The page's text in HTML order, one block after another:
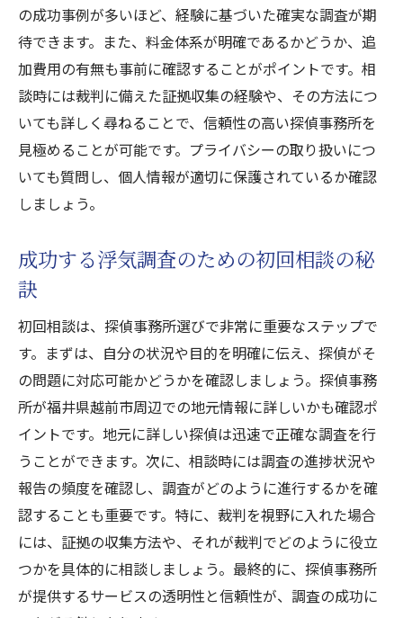
初回相談で明確にすべきポイント
相談時に聞くべき探偵の過去事例
相談時に持参すべき書類と情報
探偵との信頼関係を築くための質問
相談時の注意点と成功談
初回相談で浮気調査の方向性を決定
裁判や慰謝料請求に役立つ探偵の活用法
慰謝料請求に必要な証拠の収集法
法律の専門家との連携方法
探偵の証拠がもたらす裁判の優位性
探偵を活用したケーススタディ
安心して調査を依頼するためのステップ
依頼前に知っておくべき事務所の選び方
依頼時に確認すべき契約内容
調査期間中の安心感を高める方法
調査終了後の報告とその活用法
依頼者の不安を解消するためのQ&A
安心して任せられる探偵事務所の特徴
の成功事例が多いほど、経験に基づいた確実な調査が期
待できます。また、料金体系が明確であるかどうか、追
加費用の有無も事前に確認することがポイントです。相
談時には裁判に備えた証拠収集の経験や、その方法につ
いても詳しく尋ねることで、信頼性の高い探偵事務所を
見極めることが可能です。プライバシーの取り扱いにつ
いても質問し、個人情報が適切に保護されているか確認
しましょう。
成功する浮気調査のための初回相談の秘
訣
初回相談は、探偵事務所選びで非常に重要なステップで
す。まずは、自分の状況や目的を明確に伝え、探偵がそ
の問題に対応可能かどうかを確認しましょう。探偵事務
所が福井県越前市周辺での地元情報に詳しいかも確認ポ
イントです。地元に詳しい探偵は迅速で正確な調査を行
うことができます。次に、相談時には調査の進捗状況や
報告の頻度を確認し、調査がどのように進行するかを確
認することも重要です。特に、裁判を視野に入れた場合
には、証拠の収集方法や、それが裁判でどのように役立
つかを具体的に相談しましょう。最終的に、探偵事務所
が提供するサービスの透明性と信頼性が、調査の成功に